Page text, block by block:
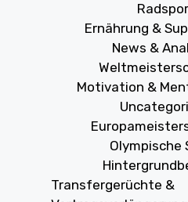
Ernährung &
News &
Motivation &
Olympische
Transfergerüchte &